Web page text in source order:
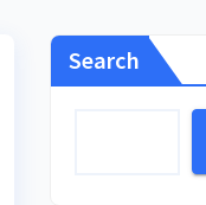
Search